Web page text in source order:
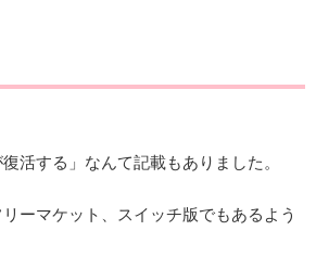
活する」なんて記載もありました。
ーマケット、スイッチ版でもあるよう